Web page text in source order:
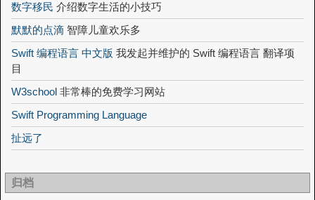
数字移民 介绍数字生活的小技巧
默默的点滴 智障儿童欢乐多
Swift 编程语言 中文版 我发起并维护的 Swift 编程语言 翻译项
目
W3school 非常棒的免费学习网站
Swift Programming Language
扯远了
归档